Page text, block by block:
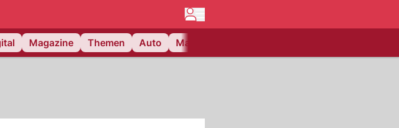
Magazine Themen Auto Matchcenter